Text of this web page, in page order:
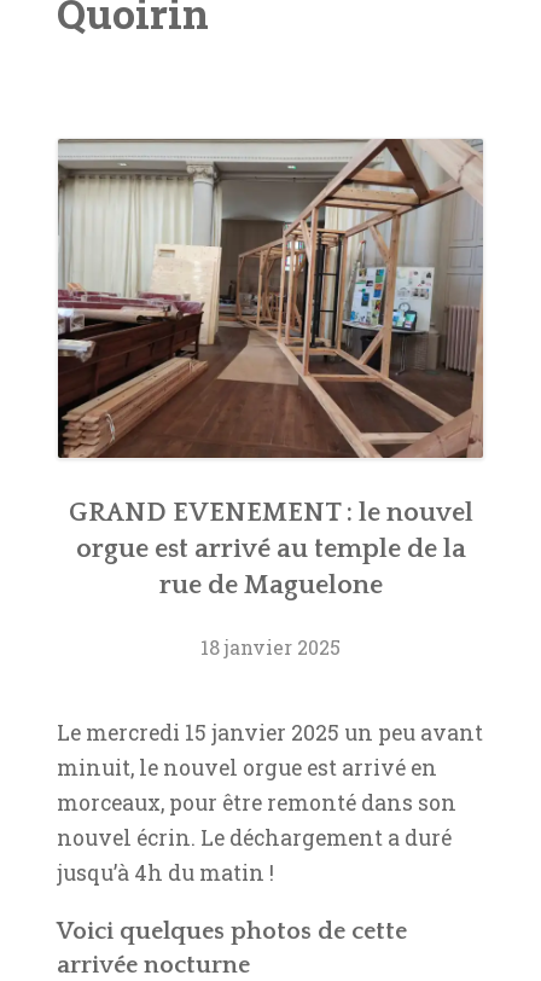
SOUTIENS ET LIENS
CONTACT
Quoirin
GRAND EVENEMENT : le nouvel
orgue est arrivé au temple de la
rue de Maguelone
18 janvier 2025
Le mercredi 15 janvier 2025 un peu avant
minuit, le nouvel orgue est arrivé en
morceaux, pour être remonté dans son
nouvel écrin. Le déchargement a duré
jusqu’à 4h du matin !
Voici quelques photos de cette
arrivée nocturne